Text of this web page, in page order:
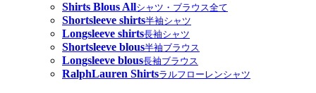
Shirts Blous Allシャツ・ブラウス全て
Shortsleeve shirts半袖シャツ
Longsleeve shirts長袖シャツ
Shortsleeve blous半袖ブラウス
Longsleeve blous長袖ブラウス
RalphLauren Shirtsラルフローレンシャツ